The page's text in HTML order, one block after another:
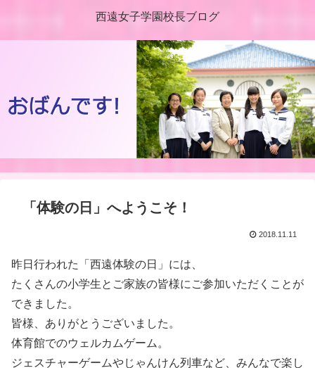
西遠女子学園校長ブログ
「体験の日」へようこそ！
2018.11.11
昨日行われた「西遠体験の日」には、
たくさんの小学生とご家族の皆様にご参加いただくことが
できました。
皆様、ありがとうございました。
体育館でのウェルカムゲーム。
ジェスチャーゲームやじゃんけん列車など、みんなで楽し